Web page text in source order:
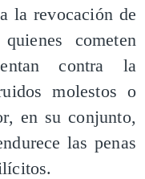
la revocación de
cometen
contra la
molestos o
en su conjunto,
las penas